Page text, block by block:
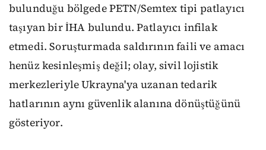
bulunduğu bölgede PETN/Semtex tipi patlayıcı
taşıyan bir İHA bulundu. Patlayıcı infilak
etmedi. Soruşturmada saldırının faili ve amacı
henüz kesinleşmiş değil; olay, sivil lojistik
merkezleriyle Ukrayna'ya uzanan tedarik
hatlarının aynı güvenlik alanına dönüştüğünü
gösteriyor.